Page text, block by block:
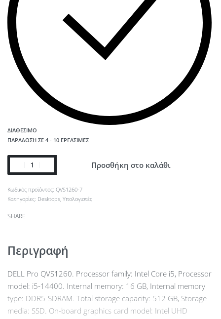
ΔΙΑΘΈΣΙΜΟ
ΠΑΡΆΔΟΣΗ ΣΕ 4 - 10 ΕΡΓΆΣΙΜΕΣ
Προσθήκη στο καλάθι
QVS1260-7
Κατηγορίες: Desktops Υπολογιστές
SHARE
Περιγραφή
DELL Pro QVS1260. Processor family: Intel Core i5, Processor
model: i5-14400. Internal memory: 16 GB, Internal memory
type: DDR5-SDRAM. Total storage capacity: 512 GB, Storage
media: SSD. On-board graphics card model: Intel UHD